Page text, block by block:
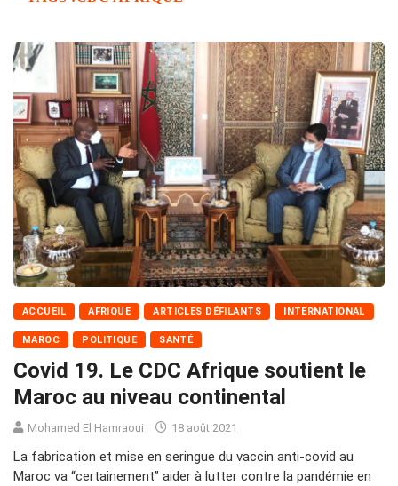
ACCUEIL AFRIQUE ARTICLES DÉFILANTS INTERNATIONAL
MAROC POLITIQUE SANTÉ
Covid 19. Le CDC Afrique soutient le
Maroc au niveau continental
Mohamed El Hamraoui 18 août 2021
La fabrication et mise en seringue du vaccin anti-covid au
Maroc va “certainement” aider à lutter contre la pandémie en